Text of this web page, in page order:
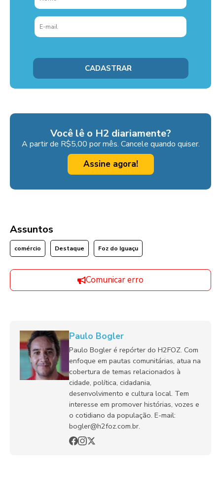
Você lê o H2 diariamente?
A partir de R$5,00 por mês. Cancele quando quiser.
Assine agora!
Assuntos
comércio Destaque Foz do Iguaçu
Comunicar erro
Paulo Bogler
Paulo Bogler é repórter do H2FOZ. Com
enfoque em pautas comunitárias, atua na
cobertura de temas relacionados à
cidade, política, cidadania,
desenvolvimento e cultura local. Tem
interesse em promover histórias, vozes e
o cotidiano da população. E-mail:
bogler@h2foz.com.br.